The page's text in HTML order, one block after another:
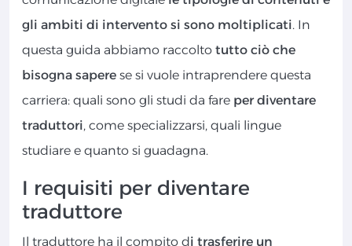
gli ambiti di intervento si sono moltiplicati. In
questa guida abbiamo raccolto tutto ciò che
bisogna sapere se si vuole intraprendere questa
carriera: quali sono gli studi da fare per diventare
traduttori, come specializzarsi, quali lingue
studiare e quanto si guadagna.
I requisiti per diventare
traduttore
Il traduttore ha il compito di trasferire un